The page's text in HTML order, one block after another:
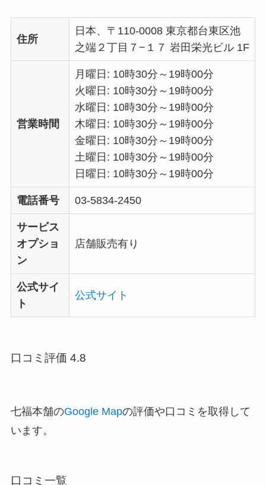
住所
日本、〒110-0008 東京都台東区池
之端２丁目７−１７ 岩田栄光ビル 1F
営業時間
月曜日: 10時30分～19時00分
火曜日: 10時30分～19時00分
水曜日: 10時30分～19時00分
木曜日: 10時30分～19時00分
金曜日: 10時30分～19時00分
土曜日: 10時30分～19時00分
日曜日: 10時30分～19時00分
電話番号 03-5834-2450
サービス
オプショ
ン
店舗販売有り
公式サイ
ト
公式サイト
口コミ評価 4.8
七福本舗のGoogle Mapの評価や口コミを取得して
います。
口コミ一覧